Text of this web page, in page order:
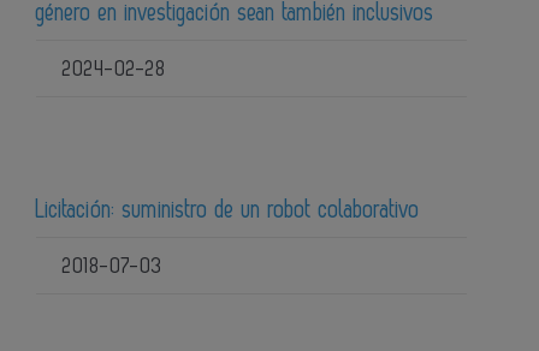
género en investigación sean también inclusivos
2024-02-28
Licitación: suministro de un robot colaborativo
2018-07-03